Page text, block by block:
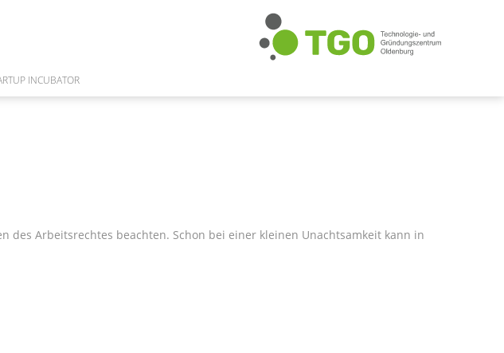
INCUBATOR
Arbeitsrechtes beachten. Schon bei einer kleinen Unachtsamkeit kann in